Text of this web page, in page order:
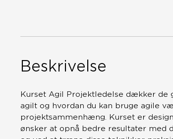
Beskrivelse
Kurset Agil Projektledelse dækker
agilt og hvordan du kan bruge agile
projektsammenhæng. Kurset er
ønsker at opnå bedre resultater med